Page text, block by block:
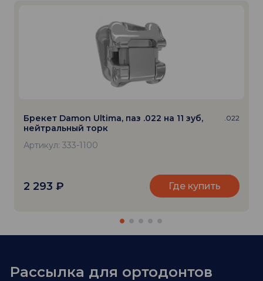
Брекет Damon Ultima, паз .022 на 11 зуб,
нейтральный торк
.022
Артикул: 333-1100
2 293 ₽ Где купить
Рассылка для ортодонтов